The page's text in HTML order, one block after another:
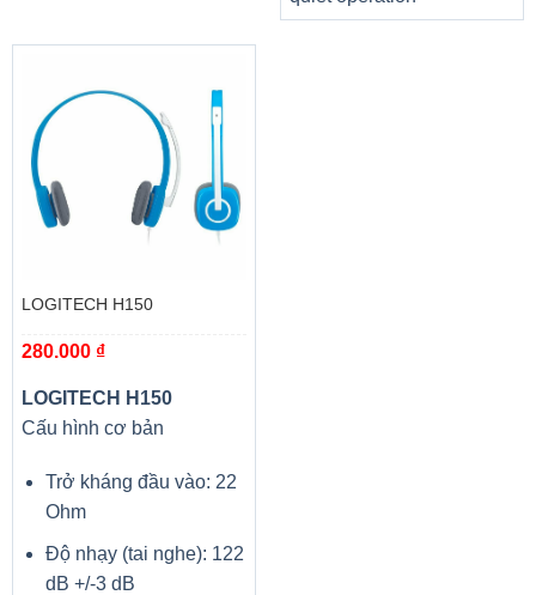
LOGITECH H150
280.000 ₫
LOGITECH H150
Cấu hình cơ bản
Trở kháng đầu vào: 22
Ohm
Độ nhạy (tai nghe): 122
dB +/-3 dB